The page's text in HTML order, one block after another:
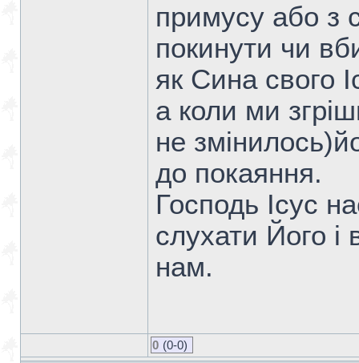
примусу або з
покинути чи
як Сина свого
а коли ми
не
до покаяння.
Господь Ісус
слухати Його і
нам.
0 (0-0)